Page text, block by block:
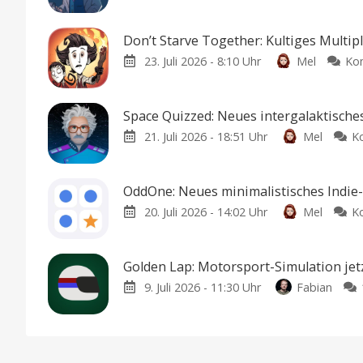
Don’t Starve Together: Kultiges
23. Juli 2026 - 8:10 Uhr Mel
Space Quizzed: Neues
21. Juli 2026 - 18:51 Uhr Mel
OddOne: Neues minimalistisches
20. Juli 2026 - 14:02 Uhr Mel
Golden Lap: Motorsport-Simulation
9. Juli 2026 - 11:30 Uhr Fabian